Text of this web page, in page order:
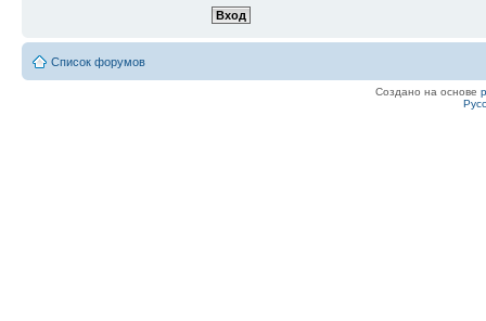
Список форумов
Создано на основе